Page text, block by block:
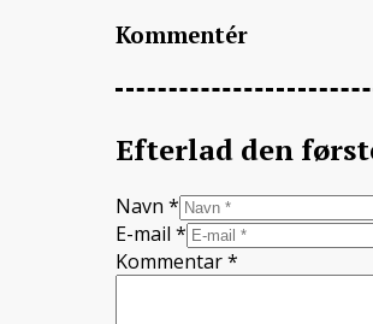
Kommentér
Efterlad den
Navn *
E-mail *
Kommentar*